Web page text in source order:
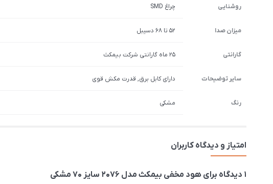
روشنایی چراغ SMD
میزان صدا 52 تا 68 دسیبل
گارانتی 25 ماه گارانتی شرکت بیمکث
سایر توضیحات دارای کابل برق, قدرت مکش قوی
رنگ مشکی
امتیاز و دیدگاه کاربران
1 دیدگاه برای هود مخفی بیمکث مدل 2076 سایز ۷۰ مشکی